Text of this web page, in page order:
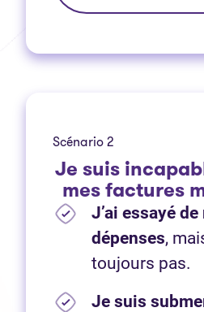
Scénario 2
Je suis
mes factures
J’ai essayé
dépenses,
toujours pas.
Je suis